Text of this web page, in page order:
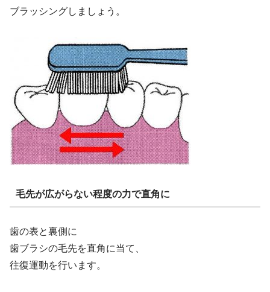
ブラッシングしましょう。
毛先が広がらない程度の力で直角に
歯の表と裏側に
歯ブラシの毛先を直角に当て、
往復運動を行います。